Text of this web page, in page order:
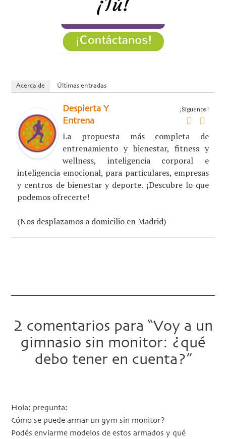
Acerca de Últimas entradas
¡Síguenos!
Despierta Y
Entrena
La propuesta más completa de
entrenamiento y bienestar, fitness y
wellness, inteligencia corporal e
inteligencia emocional, para particulares, empresas
y centros de bienestar y deporte. ¡Descubre lo que
podemos ofrecerte!
(Nos desplazamos a domicilio en Madrid)
2 comentarios para “Voy a un
gimnasio sin monitor: ¿qué
debo tener en cuenta?”
Hola: pregunta:
Cómo se puede armar un gym sin monitor?
Podés enviarme modelos de estos armados y qué